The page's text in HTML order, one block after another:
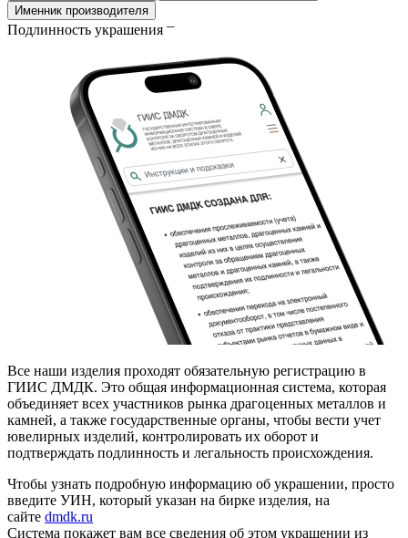
Именник производителя
Подлинность украшения
Все наши изделия проходят обязательную регистрацию в
ГИИС ДМДК. Это общая информационная система, которая
объединяет всех участников рынка драгоценных металлов и
камней, а также государственные органы, чтобы вести учет
ювелирных изделий, контролировать их оборот и
подтверждать подлинность и легальность происхождения.
Чтобы узнать подробную информацию об украшении, просто
введите УИН, который указан на бирке изделия, на
сайте dmdk.ru
Система покажет вам все сведения об этом украшении из